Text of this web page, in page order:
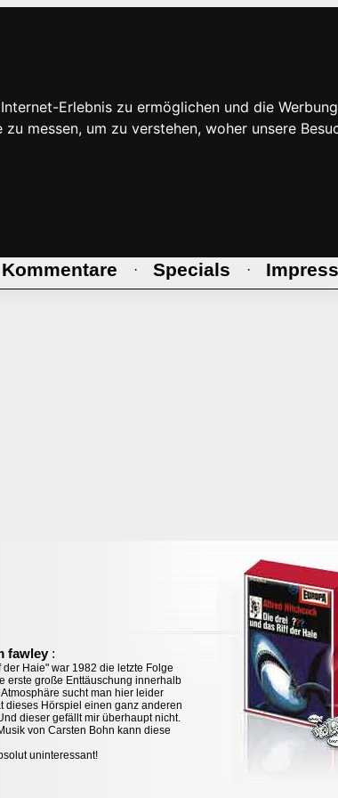
Erlebnis zu ermöglichen und die
messen, um zu verstehen, woher unsere
Kommentare · Specials ·
fawley :
Haie" war 1982 die letzte Folge
erste große Enttäuschung innerhalb
sucht man hier leider
dieses Hörspiel einen ganz anderen
dieser gefällt mir überhaupt nicht.
von Carsten Bohn kann diese
uninteressant!